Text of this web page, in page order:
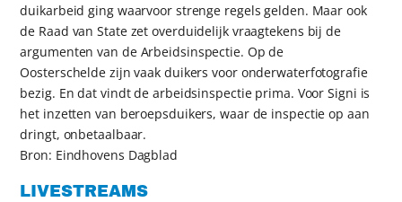
duikarbeid ging waarvoor strenge regels gelden. Maar ook
de Raad van State zet overduidelijk vraagtekens bij de
argumenten van de Arbeidsinspectie. Op de
Oosterschelde zijn vaak duikers voor onderwaterfotografie
bezig. En dat vindt de arbeidsinspectie prima. Voor Signi is
het inzetten van beroepsduikers, waar de inspectie op aan
dringt, onbetaalbaar.
Bron: Eindhovens Dagblad
LIVESTREAMS